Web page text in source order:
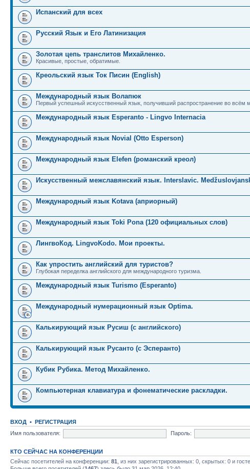
Испанский для всех
Русский Язык и Его Латинизация
Золотая цепь транслитов Михайленко.
Красивые, простые, обратимые.
Креольский язык Ток Писин (English)
Международный язык Волапюк
Первый успешный искусственный язык, получивший распространение во всём
Международный язык Esperanto - Lingvo Internacia
Международный язык Novial (Otto Esperson)
Международный язык Elefen (романский креол)
Искусственный межславянский язык. Interslavic.
Международный язык Kotava (априорный)
Международный язык Toki Pona (120 официальных слов)
ЛингвоКод. LingvoKodo. Мои проекты.
Как упростить английский для туристов?
Глубокая переделка английского для международного туризма.
Международный язык Turismo (Esperanto)
Международный нумерационный язык Optima.
Калькирующий язык Русиш (с английского)
Калькирующий язык Русанто (с Эсперанто)
Кубик Рубика. Метод Михайленко.
Компьютерная клавиатура и фонематические раскладки.
ВХОД • РЕГИСТРАЦИЯ
Имя пользователя:
Пароль:
КТО СЕЙЧАС НА КОНФЕРЕНЦИИ
Сейчас посетителей на конференции: 81 , из них зарегистрированных: 0, скрытых: 0 и